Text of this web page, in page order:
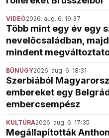
VIDEÓ2026. aug. 6. 19:37
Több mint egy év egy
nevelőcsaládban,
mindent
BŰNÜGY2026. aug. 6. 18:31
Szerbiából
embereket egy
embercsempész
KULTÚRA2026. aug. 6. 17:35
Megállapították